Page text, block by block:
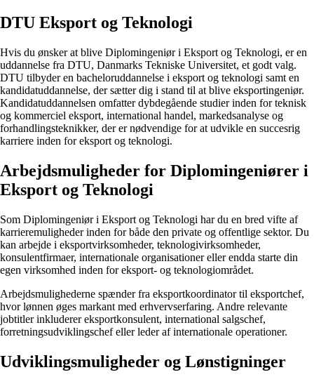
DTU Eksport og Teknologi
Hvis du ønsker at blive Diplomingeniør i Eksport og Teknologi, er en
uddannelse fra DTU, Danmarks Tekniske Universitet, et godt valg.
DTU tilbyder en bacheloruddannelse i eksport og teknologi samt en
kandidatuddannelse, der sætter dig i stand til at blive eksportingeniør.
Kandidatuddannelsen omfatter dybdegående studier inden for teknisk
og kommerciel eksport, international handel, markedsanalyse og
forhandlingsteknikker, der er nødvendige for at udvikle en succesrig
karriere inden for eksport og teknologi.
Arbejdsmuligheder for Diplomingeniører i
Eksport og Teknologi
Som Diplomingeniør i Eksport og Teknologi har du en bred vifte af
karrieremuligheder inden for både den private og offentlige sektor. Du
kan arbejde i eksportvirksomheder, teknologivirksomheder,
konsulentfirmaer, internationale organisationer eller endda starte din
egen virksomhed inden for eksport- og teknologiområdet.
Arbejdsmulighederne spænder fra eksportkoordinator til eksportchef,
hvor lønnen øges markant med erhvervserfaring. Andre relevante
jobtitler inkluderer eksportkonsulent, international salgschef,
forretningsudviklingschef eller leder af internationale operationer.
Udviklingsmuligheder og Lønstigninger